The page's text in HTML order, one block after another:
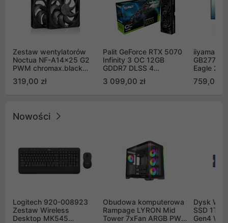
Zestaw wentylatorów
Noctua NF-A14x25 G2
PWM chromax.black
Push Pull (2szt)
319,00 zł
Palit GeForce RTX 5070
Infinity 3 OC 12GB
GDDR7 DLSS 4
GB2050S)
3 099,00 zł
iiyama G-
Eagle 27"
759,00 zł
Nowości
Logitech 920-008923
Zestaw Wireless
Desktop MK545
Obudowa komputerowa
Rampage LYRON Mid
Tower 7xFan ARGB PWM
Dysk WD
SSD 1TB
Gen4